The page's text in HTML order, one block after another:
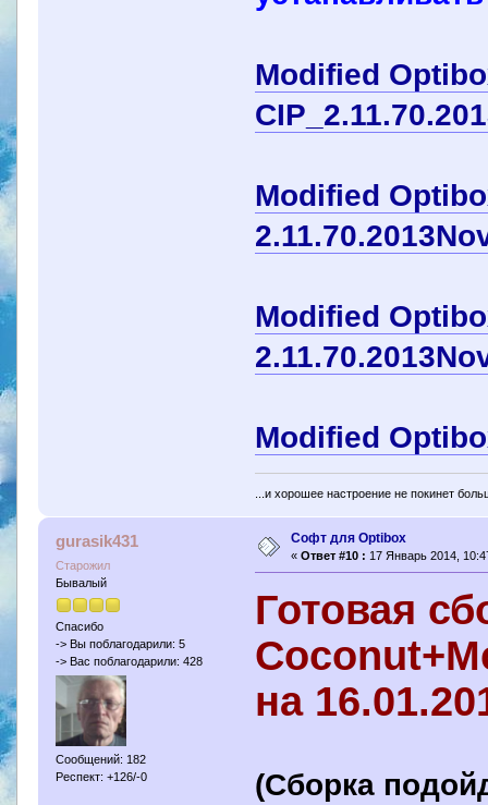
Modified
Modified
Modified
Modified
...и хорошее настроение не покинет
gurasik431
Старожил
Бывалый
Спасибо
-> Вы поблагодарили: 5
-> Вас поблагодарили: 428
Сообщений: 182
Респект: +126/-0
Софт для Optibox
« Ответ #10 : 17 Январь 2014,
Готовая
на
(Сборка